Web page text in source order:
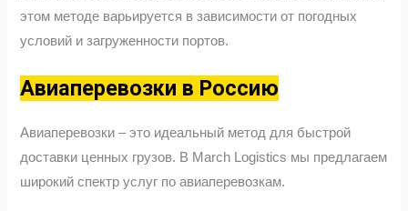
этом методе варьируется в зависимости от погодных
условий и загруженности портов.
Авиаперевозки в Россию
Авиаперевозки – это идеальный метод для быстрой
доставки ценных грузов. В March Logistics мы предлагаем
широкий спектр услуг по авиаперевозкам.